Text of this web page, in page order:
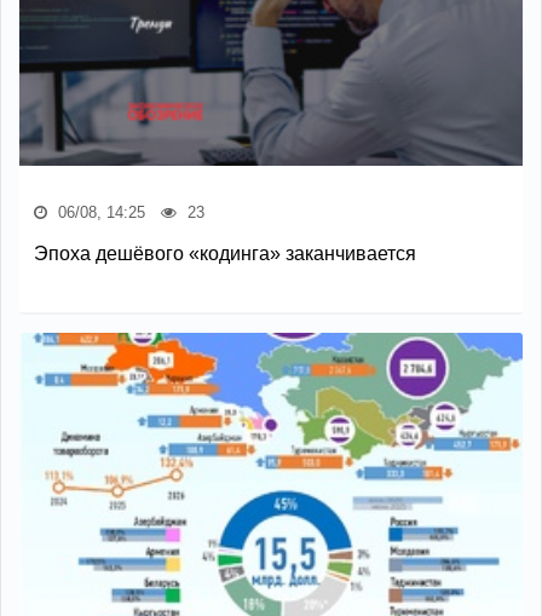
06/08, 14:25 23
Эпоха дешёвого «кодинга» заканчивается